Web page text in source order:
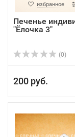
избранное
Печенье
"Ёлочка 3"
(0)
200 руб.